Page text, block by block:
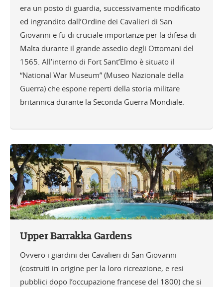
era un posto di guardia, successivamente modificato
ed ingrandito dall’Ordine dei Cavalieri di San
Giovanni e fu di cruciale importanze per la difesa di
Malta durante il grande assedio degli Ottomani del
1565. All’interno di Fort Sant’Elmo è situato il
“National War Museum” (Museo Nazionale della
Guerra) che espone reperti della storia militare
britannica durante la Seconda Guerra Mondiale.
Upper Barrakka Gardens
Ovvero i giardini dei Cavalieri di San Giovanni
(costruiti in origine per la loro ricreazione, e resi
pubblici dopo l’occupazione francese del 1800) che si